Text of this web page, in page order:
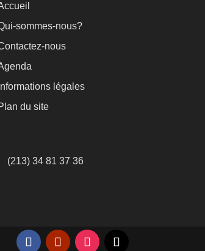
sommes-nous?
nous
Informations légales
du site
(213) 34 81 37 36